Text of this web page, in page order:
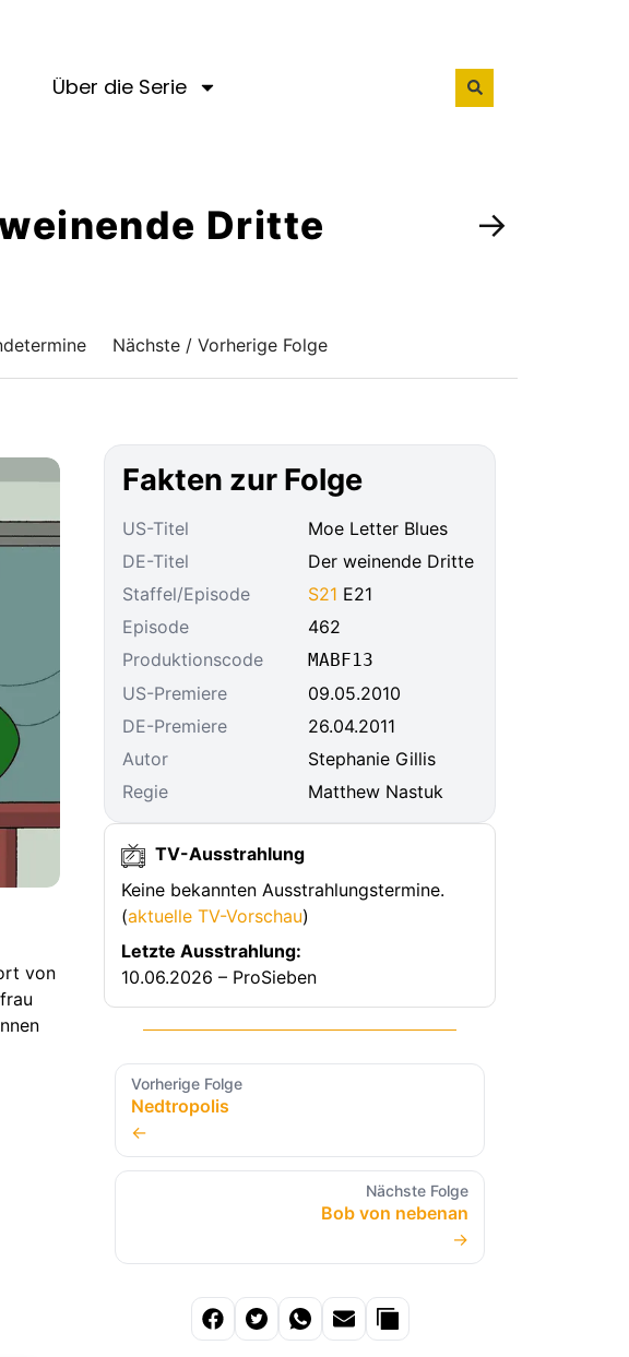
Über die Serie
weinende Dritte →
Nächste / Vorherige Folge
von
Fakten zur Folge
US-Titel
Moe Letter Blues
DE-Titel
Der weinende Dritte
Staffel/Episode
S21 E21
Episode
462
Produktionscode
MABF13
US-Premiere
09.05.2010
DE-Premiere
26.04.2011
Autor
Stephanie Gillis
Regie
Matthew Nastuk
TV-Ausstrahlung
Keine bekannten Ausstrahlungstermine.
(aktuelle TV-Vorschau)
Letzte Ausstrahlung:
10.06.2026 – ProSieben
Vorherige Folge
Nedtropolis
←
Nächste Folge
Bob von nebenan
→